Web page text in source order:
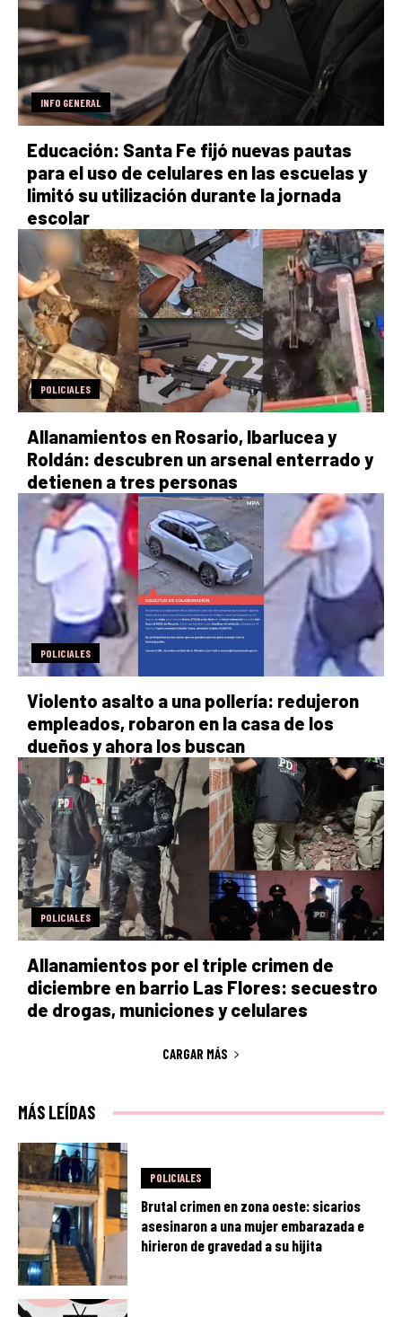
INFO GENERAL
Educación: Santa Fe fijó nuevas pautas
para el uso de celulares en las escuelas y
limitó su utilización durante la jornada
escolar
POLICIALES
Allanamientos en Rosario, Ibarlucea y
Roldán: descubren un arsenal enterrado y
detienen a tres personas
POLICIALES
Violento asalto a una pollería: redujeron
empleados, robaron en la casa de los
dueños y ahora los buscan
POLICIALES
Allanamientos por el triple crimen de
diciembre en barrio Las Flores: secuestro
de drogas, municiones y celulares
CARGAR MÁS
MÁS LEÍDAS
POLICIALES
Brutal crimen en zona oeste: sicarios
asesinaron a una mujer embarazada e
hirieron de gravedad a su hijita